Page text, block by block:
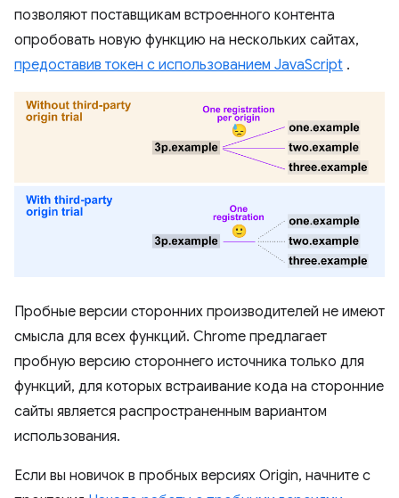
позволяют поставщикам встроенного контента
опробовать новую функцию на нескольких сайтах,
предоставив токен с использованием JavaScript .
Пробные версии сторонних производителей не имеют
смысла для всех функций. Chrome предлагает
пробную версию стороннего источника только для
функций, для которых встраивание кода на сторонние
сайты является распространенным вариантом
использования.
Если вы новичок в пробных версиях Origin, начните с